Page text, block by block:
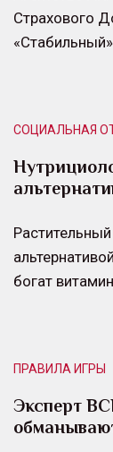
Страхового
СОЦИАЛЬНАЯ
богат
ПРАВИЛА ИГРЫ
Эксперт